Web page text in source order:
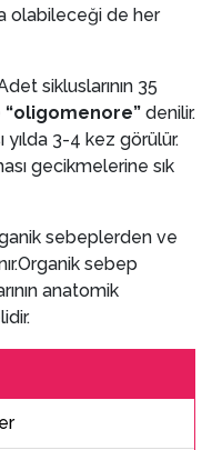
olabileceği de her
sikluslarının 35
“oligomenore” denilir.
yılda 3-4 kez görülür.
gecikmelerine sık
sebeplerden ve
sebep
anatomik